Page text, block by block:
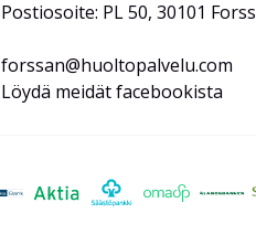
Postiosoite: PL 50, 30101
forssan@huoltopalvelu.com
Löydä meidät facebookista